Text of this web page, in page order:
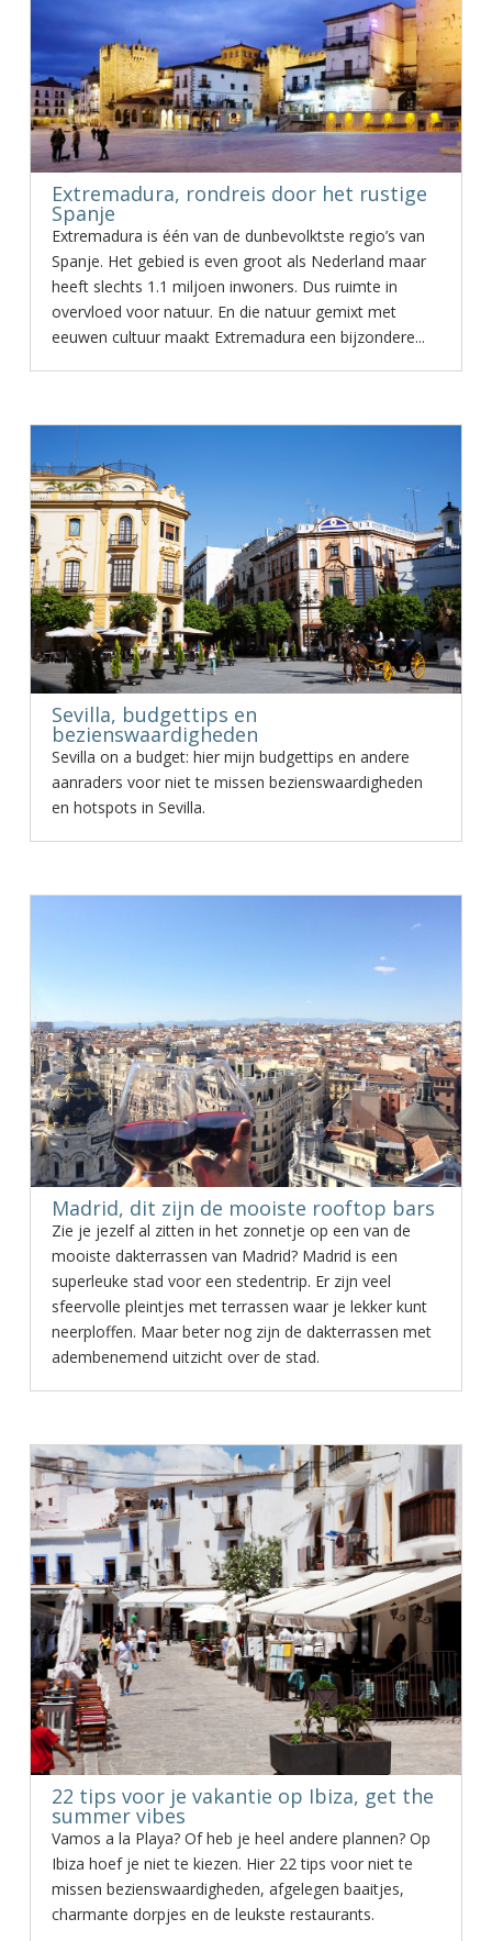
Extremadura, rondreis door het rustige
Spanje
Extremadura is één van de dunbevolktste regio’s van
Spanje. Het gebied is even groot als Nederland maar
heeft slechts 1.1 miljoen inwoners. Dus ruimte in
overvloed voor natuur. En die natuur gemixt met
eeuwen cultuur maakt Extremadura een bijzondere...
Sevilla, budgettips en
bezienswaardigheden
Sevilla on a budget: hier mijn budgettips en andere
aanraders voor niet te missen bezienswaardigheden
en hotspots in Sevilla.
Madrid, dit zijn de mooiste rooftop bars
Zie je jezelf al zitten in het zonnetje op een van de
mooiste dakterrassen van Madrid? Madrid is een
superleuke stad voor een stedentrip. Er zijn veel
sfeervolle pleintjes met terrassen waar je lekker kunt
neerploffen. Maar beter nog zijn de dakterrassen met
adembenemend uitzicht over de stad.
22 tips voor je vakantie op Ibiza, get the
summer vibes
Vamos a la Playa? Of heb je heel andere plannen? Op
Ibiza hoef je niet te kiezen. Hier 22 tips voor niet te
missen bezienswaardigheden, afgelegen baaitjes,
charmante dorpjes en de leukste restaurants.